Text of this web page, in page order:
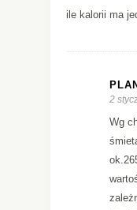
ile kalorii ma
2
Wg